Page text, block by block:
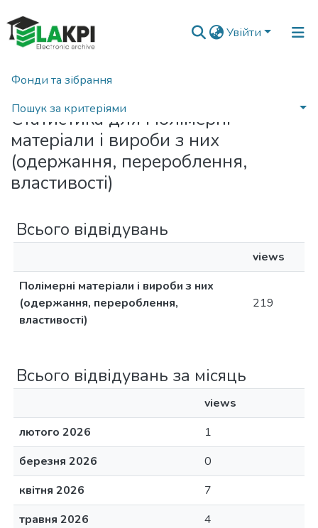
Увійти
Фонди та зібрання
Пошук за критеріями
Головна Статистика
Статистика для Полімерні
матеріали і вироби з них
(одержання, перероблення,
властивості)
Всього відвідувань
views
Полімерні матеріали і вироби з них
(одержання, перероблення,
властивості)
219
Всього відвідувань за місяць
views
лютого 2026
1
березня 2026
0
квітня 2026
7
травня 2026
4